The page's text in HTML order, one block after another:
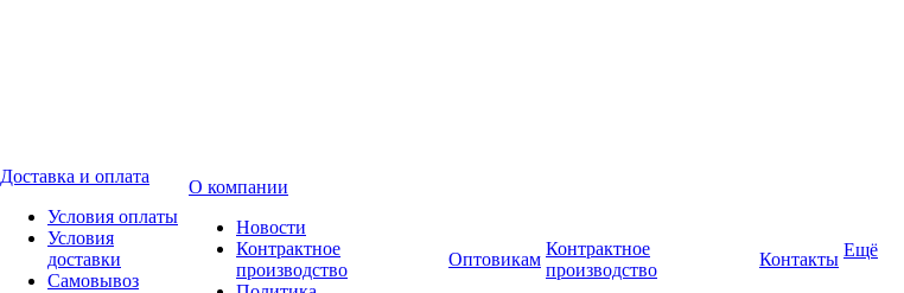
Доставка и оплата
Условия оплаты
Условия
доставки
Самовывоз
О компании
Новости
Контрактное
производство
Оптовикам
Контрактное
производство
Контакты Ещё